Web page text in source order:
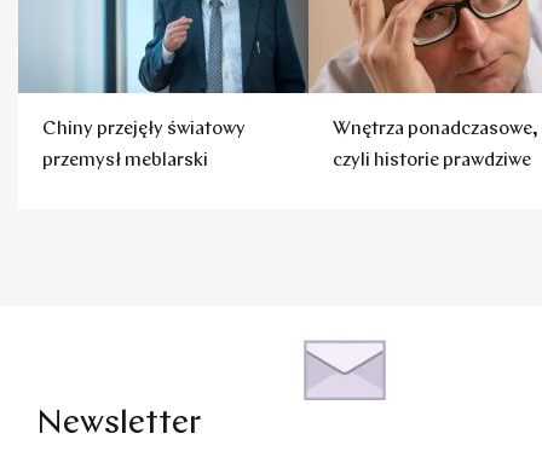
Chiny przejęły światowy
przemysł meblarski
Wnętrza ponadczasowe,
czyli historie prawdziwe
Newsletter